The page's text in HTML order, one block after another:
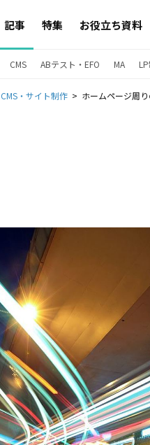
記事 特集 お役立ち資料
CMS ABテスト・EFO MA
CMS・サイト制作 ホームページ周